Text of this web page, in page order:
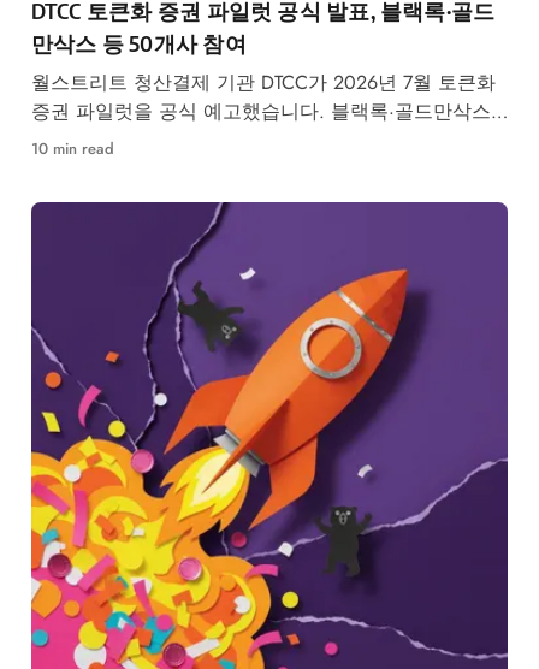
DTCC 토큰화 증권 파일럿 공식 발표, 블랙록·골드
만삭스 등 50개사 참여
월스트리트 청산결제 기관 DTCC가 2026년 7월 토큰화
증권 파일럿을 공식 예고했습니다. 블랙록·골드만삭스
등 50개사 참여, RWA 시장 구조 변화가 본격화됩니다.
10 min read